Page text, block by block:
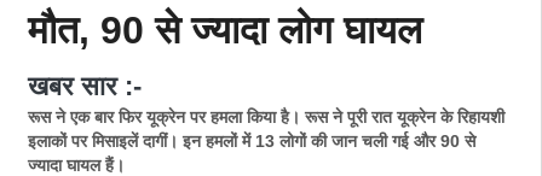
मौत, 90 से ज्यादा लोग घायल
खबर सार :-
रूस ने एक बार फिर यूक्रेन पर हमला किया है। रूस ने पूरी रात यूक्रेन के रिहायशी
इलाकों पर मिसाइलें दागीं। इन हमलों में 13 लोगों की जान चली गई और 90 से
ज्यादा घायल हैं।